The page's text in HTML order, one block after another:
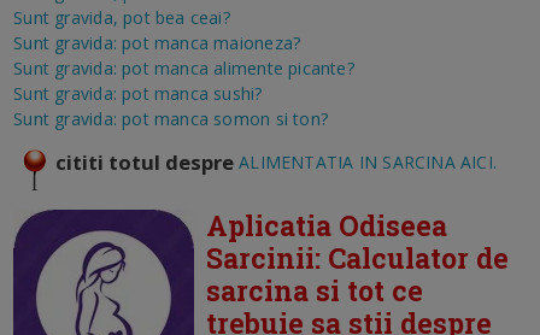
Sunt gravida, pot bea ceai?
Sunt gravida: pot manca maioneza?
Sunt gravida: pot manca alimente picante?
Sunt gravida: pot manca sushi?
Sunt gravida: pot manca somon si ton?
cititi totul despre ALIMENTATIA IN SARCINA AICI.
Aplicatia Odiseea
Sarcinii: Calculator de
sarcina si tot ce
trebuie sa stii despre